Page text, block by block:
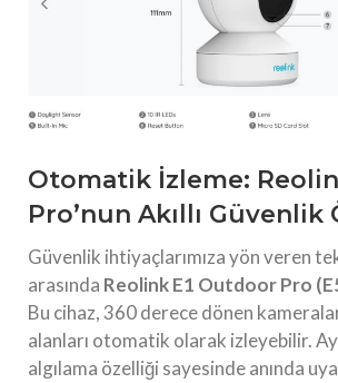
Otomatik İzleme:
Pro’nun Akıllı
Güvenlik ihtiyaçlarımıza yön veren
arasında Reolink E1 Outdoor Pro
Bu cihaz, 360 derece dönen
alanları otomatik olarak izleyebilir.
algılama özelliği sayesinde anında